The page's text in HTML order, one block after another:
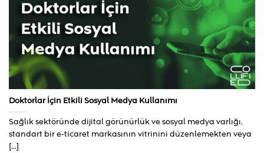
Doktorlar İçin Etkili Sosyal Medya Kullanımı
Sağlık sektöründe dijital görünürlük ve sosyal medya varlığı,
standart bir e-ticaret markasının vitrinini düzenlemekten veya
[...]